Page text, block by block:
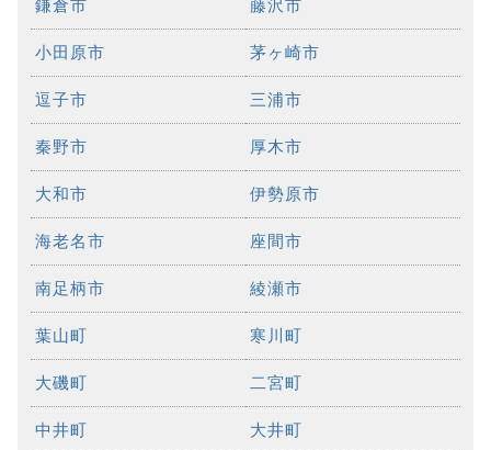
鎌倉市 藤沢市
小田原市 茅ヶ崎市
逗子市 三浦市
秦野市 厚木市
大和市 伊勢原市
海老名市 座間市
南足柄市 綾瀬市
葉山町 寒川町
大磯町 二宮町
中井町 大井町